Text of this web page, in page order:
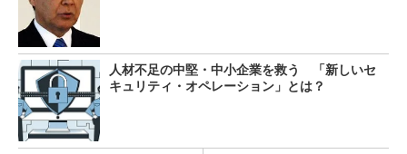
人材不足の中堅・中小企業を救う 「新しいセ
キュリティ・オペレーション」とは？